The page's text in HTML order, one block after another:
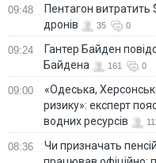
09:48
Пентагон витратить
дронів
35 0
09:24
Гантер Байден
Байдена
161 0
09:00
«Одеська,
ризику»: експерт
водних ресурсів
111
08:36
Чи призначать